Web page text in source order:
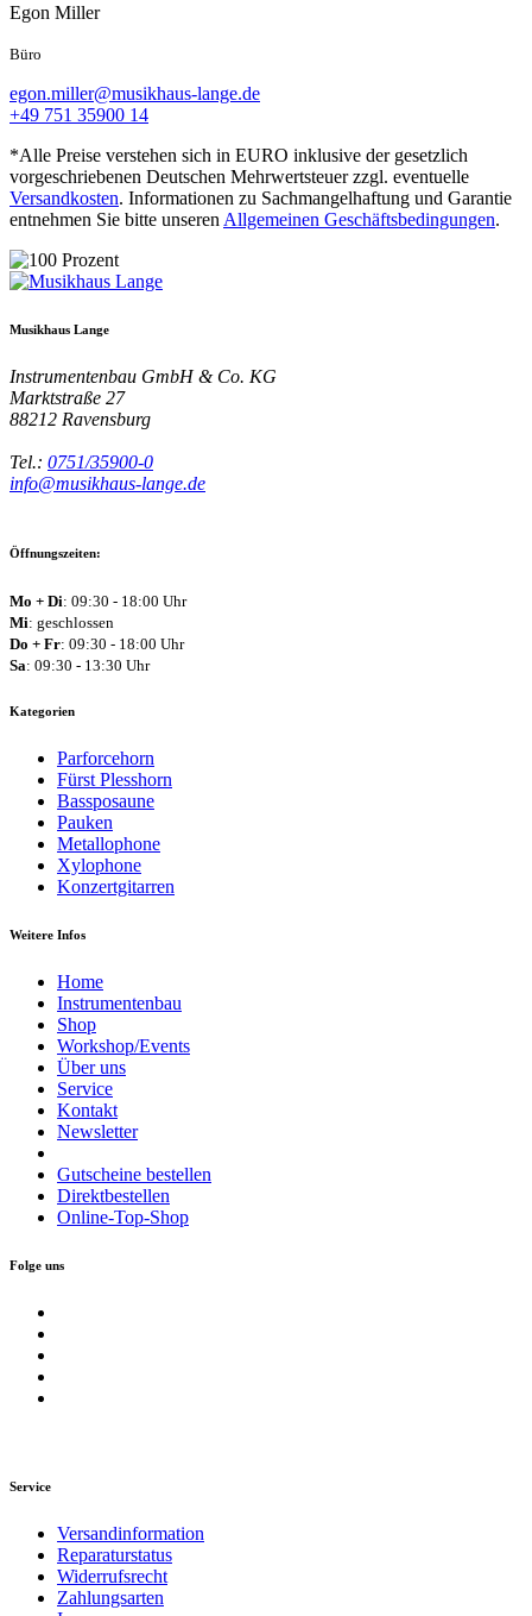
Egon Miller
Büro
egon.miller@musikhaus-lange.de
+49 751 35900 14
*Alle Preise verstehen sich in EURO inklusive der gesetzlich
vorgeschriebenen Deutschen Mehrwertsteuer zzgl. eventuelle
Versandkosten. Informationen zu Sachmangelhaftung und Garantie
entnehmen Sie bitte unseren Allgemeinen Geschäftsbedingungen.
Musikhaus Lange
Instrumentenbau GmbH & Co. KG
Marktstraße 27
88212 Ravensburg
Tel.: 0751/35900-0
info@musikhaus-lange.de
Öffnungszeiten:
Mo + Di: 09:30 - 18:00 Uhr
Mi: geschlossen
Do + Fr: 09:30 - 18:00 Uhr
Sa: 09:30 - 13:30 Uhr
Kategorien
Parforcehorn
Fürst Plesshorn
Bassposaune
Pauken
Metallophone
Xylophone
Konzertgitarren
Weitere Infos
Home
Instrumentenbau
Shop
Workshop/Events
Über uns
Service
Kontakt
Newsletter
Gutscheine bestellen
Direktbestellen
Online-Top-Shop
Folge uns
Service
Versandinformation
Reparaturstatus
Widerrufsrecht
Zahlungsarten